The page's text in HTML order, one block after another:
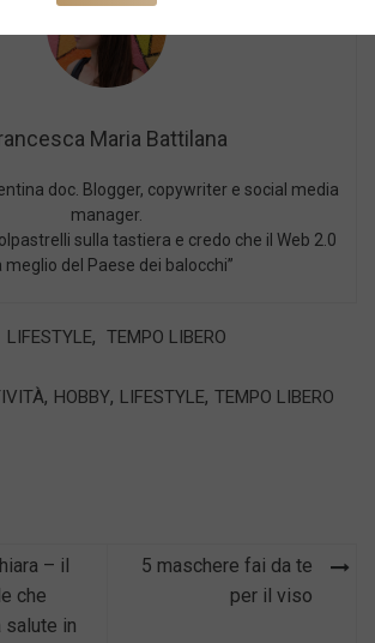
Maria Battilana
doc. Blogger, copywriter e social media
manager.
sulla tastiera e credo che il Web 2.0
meglio del Paese dei balocchi”
LIFESTYLE, TEMPO LIBERO
, HOBBY, LIFESTYLE, TEMPO LIBERO
– il
che
salute in
5 maschere fai da te
per il viso